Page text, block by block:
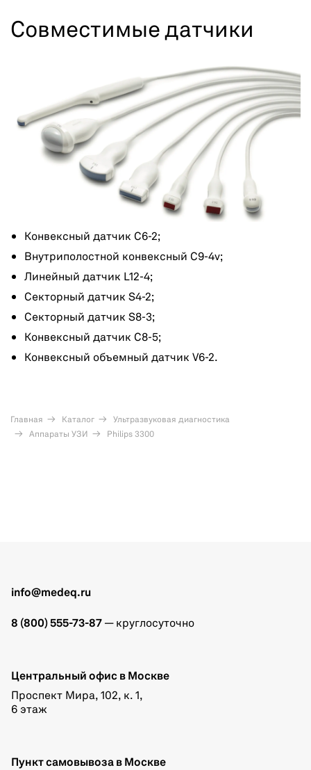
Совместимые датчики
Конвексный датчик C6-2;
Внутриполостной конвексный C9-4v;
Линейный датчик L12-4;
Секторный датчик S4-2;
Секторный датчик S8-3;
Конвексный датчик C8-5;
Конвексный объемный датчик V6-2.
Главная Каталог
Ультразвуковая диагностика
Аппараты УЗИ
Philips 3300
info@medeq.ru
8 (800) 555-73-87 — круглосуточно
Центральный офис в Москве
Проспект Мира, 102, к. 1,
6 этаж
Пункт самовывоза в Москве